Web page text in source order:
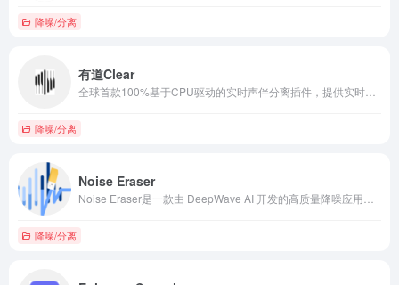
降噪/分离
有道Clear
降噪/分离
Noise Eraser
降噪/分离